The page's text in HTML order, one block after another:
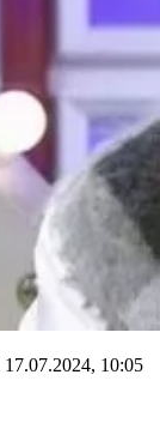
17.07.2024, 10:05